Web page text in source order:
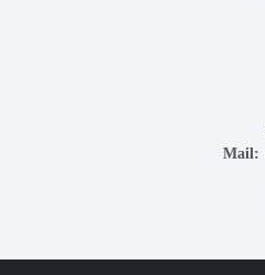
Mail: